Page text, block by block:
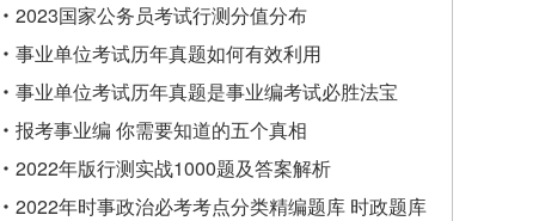
2023国家公务员考试行测分值分布
事业单位考试历年真题如何有效利用
事业单位考试历年真题是事业编考试必胜法宝
报考事业编 你需要知道的五个真相
2022年版行测实战1000题及答案解析
2022年时事政治必考考点分类精编题库 时政题库